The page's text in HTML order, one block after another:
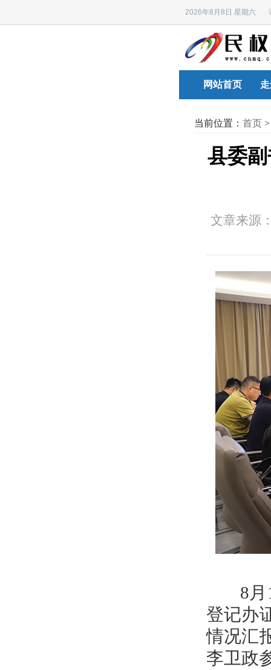
2026年8月8日 星期六
网站首页
当前位置： 首页
县委
文章来源
8月13
登记办
情况汇
李卫政